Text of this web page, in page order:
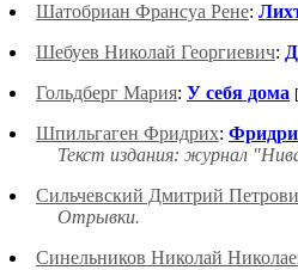
Шатобриан Франсуа Рене:
Шебуев Николай Георгиевич:
Гольдберг Мария: У себя дома
Шпильгаген Фридрих:
Текст издания: журнал
Сильчевский Дмитрий
Отрывки.
Синельников Николай